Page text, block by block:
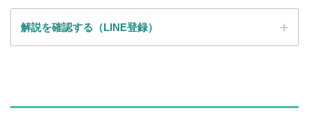
解説を確認する（LINE登録）